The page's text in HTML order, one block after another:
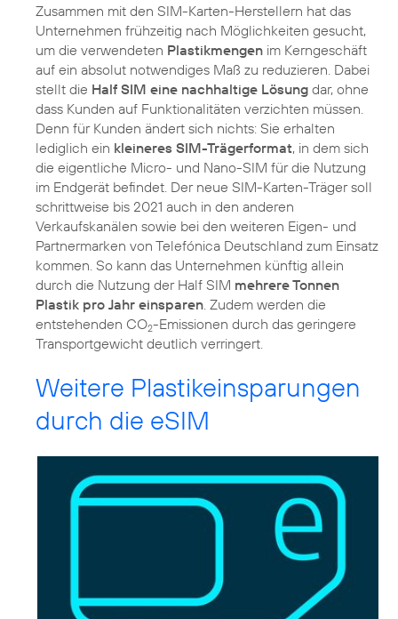
Zusammen mit den SIM-Karten-Herstellern hat das
Unternehmen frühzeitig nach Möglichkeiten gesucht,
um die verwendeten Plastikmengen im Kerngeschäft
auf ein absolut notwendiges Maß zu reduzieren. Dabei
stellt die Half SIM eine nachhaltige Lösung dar, ohne
dass Kunden auf Funktionalitäten verzichten müssen.
Denn für Kunden ändert sich nichts: Sie erhalten
lediglich ein kleineres SIM-Trägerformat, in dem sich
die eigentliche Micro- und Nano-SIM für die Nutzung
im Endgerät befindet. Der neue SIM-Karten-Träger soll
schrittweise bis 2021 auch in den anderen
Verkaufskanälen sowie bei den weiteren Eigen- und
Partnermarken von Telefónica Deutschland zum Einsatz
kommen. So kann das Unternehmen künftig allein
durch die Nutzung der Half SIM mehrere Tonnen
Plastik pro Jahr einsparen . Zudem werden die
entstehenden CO2-Emissionen durch das geringere
Transportgewicht deutlich verringert.
Weitere Plastikeinsparungen
durch die eSIM